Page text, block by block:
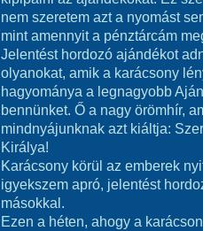
nem szeretem azt a nyomást
mint amennyit a pénztárcám
Jelentést hordozó ajándékot
olyanokat, amik a karácsony
hagyománya a legnagyobb
bennünket. Ő a nagy örömhír,
mindnyájunknak azt kiáltja:
Királya!
Karácsony körül az emberek
igyekszem apró, jelentést
másokkal.
Ezen a héten, ahogy a